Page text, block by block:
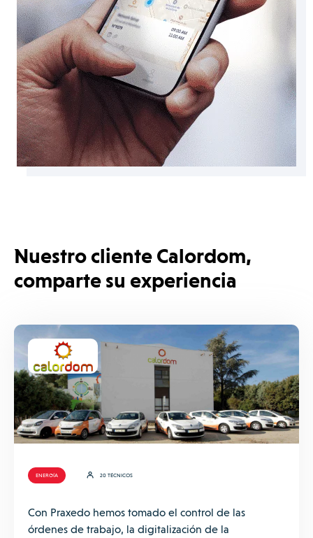
Nuestro cliente Calordom,
comparte su experiencia
ENERGÍA 20 TÉCNICOS
Con Praxedo hemos tomado el control de las
órdenes de trabajo, la digitalización de la